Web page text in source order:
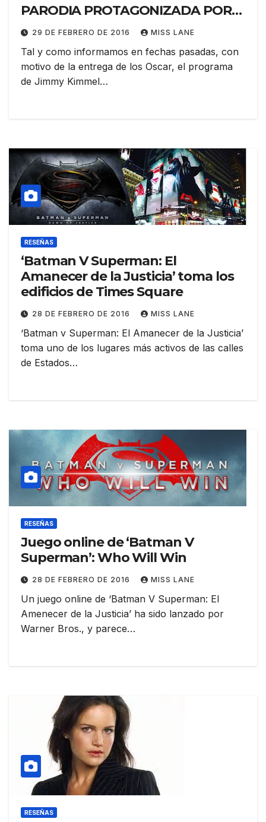
PARODIA PROTAGONIZADA POR
CAVILL Y AFFLECK EN EL
PROGRAMA DE JIMMY KIMMEL
29 DE FEBRERO DE 2016 MISS LANE
Tal y como informamos en fechas pasadas, con
motivo de la entrega de los Oscar, el programa
de Jimmy Kimmel…
RESEÑAS
‘Batman V Superman: El
Amanecer de la Justicia’ toma los
edificios de Times Square
28 DE FEBRERO DE 2016 MISS LANE
‘Batman v Superman: El Amanecer de la Justicia’
toma uno de los lugares más activos de las calles
de Estados…
RESEÑAS
Juego online de ‘Batman V
Superman’: Who Will Win
28 DE FEBRERO DE 2016 MISS LANE
Un juego online de ‘Batman V Superman: El
Amenecer de la Justicia’ ha sido lanzado por
Warner Bros., y parece…
RESEÑAS